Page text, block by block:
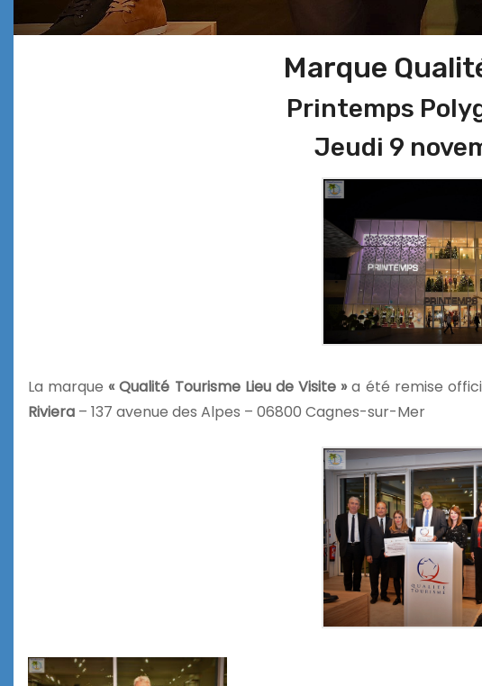
Marque
Printemps
Jeudi 9
La marque « Qualité Tourisme Lieu de Visite »a été remise
Riviera – 137 avenue des Alpes – 06800 Cagnes-sur-Mer